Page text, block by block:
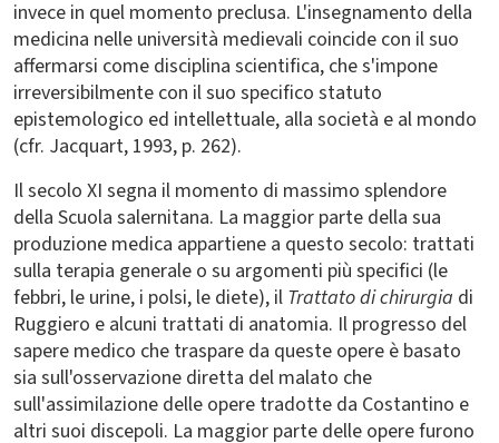
invece in quel momento preclusa. L'insegnamento della
medicina nelle università medievali coincide con il suo
affermarsi come disciplina scientifica, che s'impone
irreversibilmente con il suo specifico statuto
epistemologico ed intellettuale, alla società e al mondo
(cfr. Jacquart, 1993, p. 262).
Il secolo XI segna il momento di massimo splendore
della Scuola salernitana. La maggior parte della sua
produzione medica appartiene a questo secolo: trattati
sulla terapia generale o su argomenti più specifici (le
febbri, le urine, i polsi, le diete), il Trattato di chirurgia di
Ruggiero e alcuni trattati di anatomia. Il progresso del
sapere medico che traspare da queste opere è basato
sia sull'osservazione diretta del malato che
sull'assimilazione delle opere tradotte da Costantino e
altri suoi discepoli. La maggior parte delle opere furono